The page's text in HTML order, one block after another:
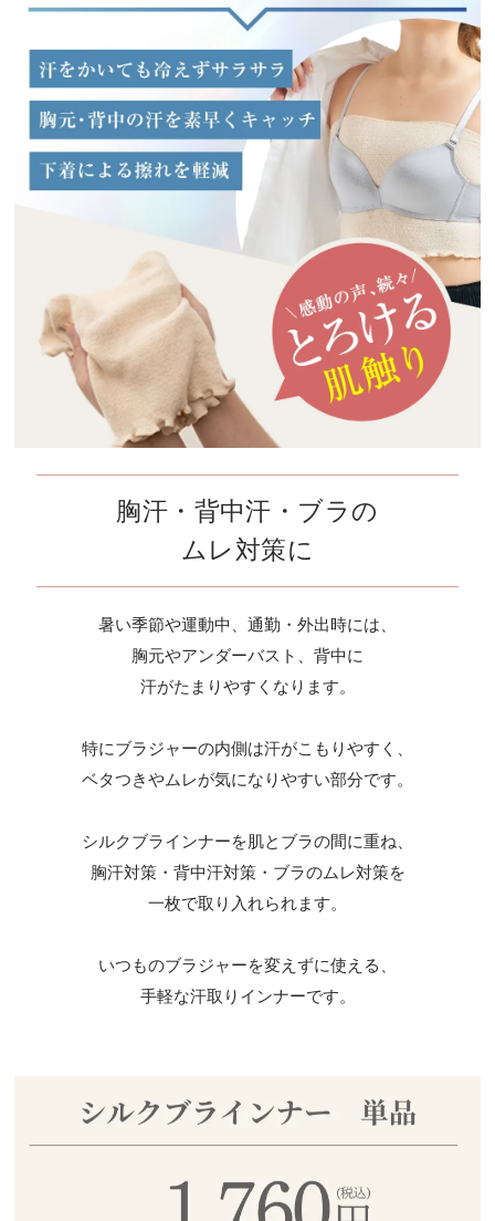
胸汗・背中汗・ブラの
ムレ対策に
暑い季節や運動中、通勤・外出時には、
胸元やアンダーバスト、背中に
汗がたまりやすくなります。
特にブラジャーの内側は汗がこもりやすく、
ベタつきやムレが気になりやすい部分です。
シルクブラインナーを肌とブラの間に重ね、
胸汗対策・背中汗対策・ブラのムレ対策を
一枚で取り入れられます。
いつものブラジャーを変えずに使える、
手軽な汗取りインナーです。